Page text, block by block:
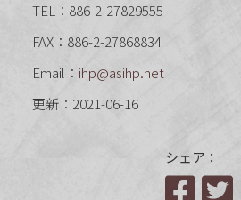
TEL：886-2-27829555
FAX：886-2-27868834
Email： ihp@asihp.net
更新：2021-06-16
シェア：